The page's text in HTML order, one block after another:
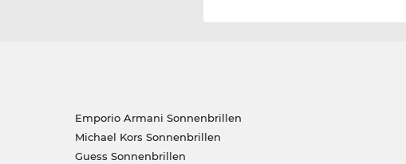
Emporio Armani Sonnenbrillen
Michael Kors Sonnenbrillen
Guess Sonnenbrillen